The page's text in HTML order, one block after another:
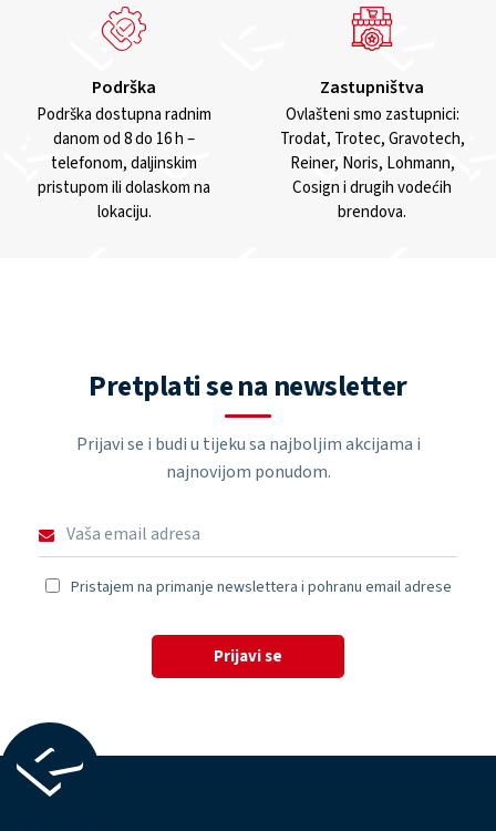
Podrška
Podrška dostupna radnim
danom od 8 do 16 h –
telefonom, daljinskim
pristupom ili dolaskom na
lokaciju.
Zastupništva
Ovlašteni smo zastupnici:
Trodat, Trotec, Gravotech,
Reiner, Noris, Lohmann,
Cosign i drugih vodećih
brendova.
Pretplati se na newsletter
Prijavi se i budi u tijeku sa najboljim akcijama i
najnovijom ponudom.
Pristajem na primanje newslettera i pohranu email adrese
Prijavi se